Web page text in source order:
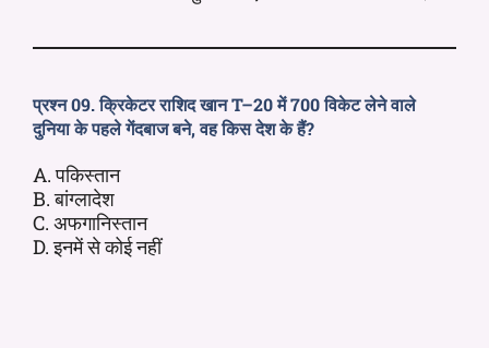
प्रश्न 09. क्रिकेटर राशिद खान T–20 में 700 विकेट लेने वाले
दुनिया के पहले गेंदबाज बने, वह किस देश के हैं?
A. पकिस्तान
B. बांग्लादेश
C. अफगानिस्तान
D. इनमें से कोई नहीं